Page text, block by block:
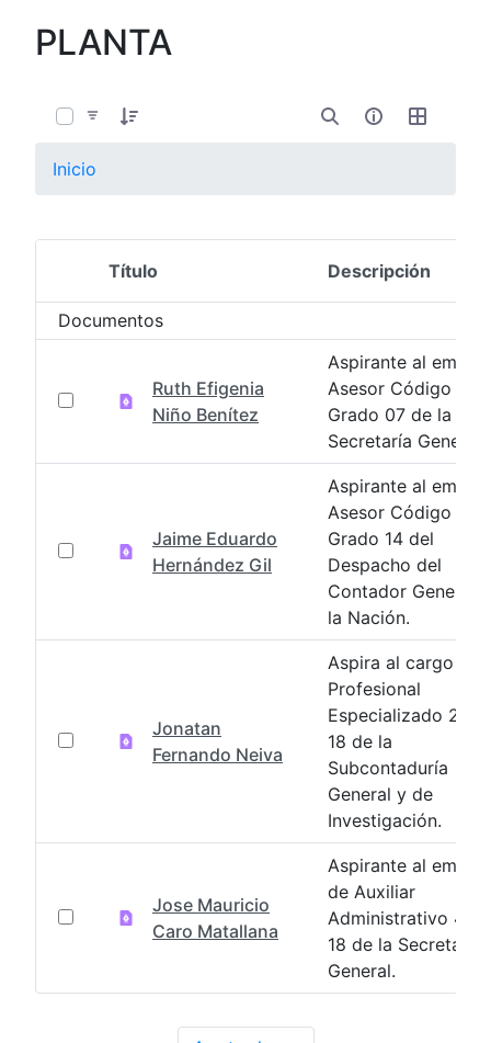
PLANTA
Inicio
Selección del elemento
Título Descripción
Documentos
Ruth Efigenia
Niño Benítez
Aspirante al
Asesor Código
Grado 07 de la
Secretaría General.
Jaime Eduardo
Hernández Gil
Aspirante al
Asesor Código
Grado 14 del
Despacho del
Contador General
la Nación.
Jonatan
Fernando Neiva
Aspira al cargo de
Profesional
Especializado
18 de la
Subcontaduría
General y de
Investigación.
Jose Mauricio
Caro Matallana
Aspirante al
de Auxiliar
Administrativo
18 de la Secretaria
General.